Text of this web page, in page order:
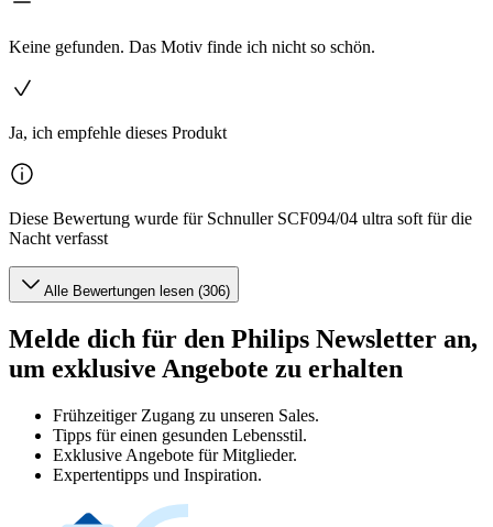
Keine gefunden. Das Motiv finde ich nicht so schön.
Ja, ich empfehle dieses Produkt
Diese Bewertung wurde für Schnuller SCF094/04 ultra soft für die
Nacht verfasst
Alle Bewertungen lesen (306)
Melde dich für den Philips Newsletter an,
um exklusive Angebote zu erhalten
Frühzeitiger Zugang zu unseren Sales.
Tipps für einen gesunden Lebensstil.
Exklusive Angebote für Mitglieder.
Expertentipps und Inspiration.